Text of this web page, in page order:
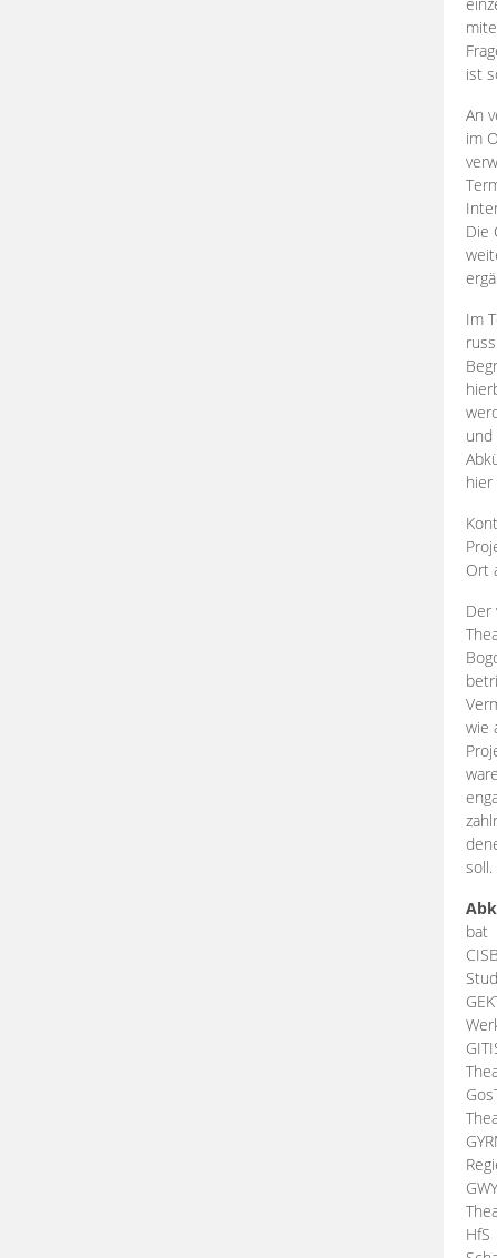
ist
An
im
Die
Im
und
Ort
Der
wie
zahlr
soll.
bat
HfS